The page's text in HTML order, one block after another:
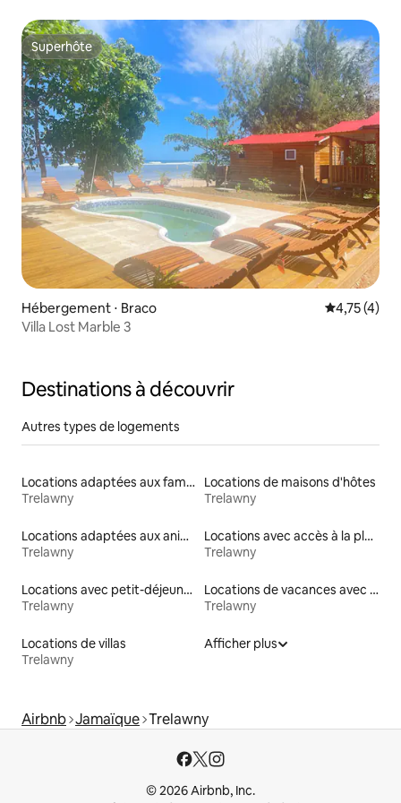
Superhôte
Superhôte
Hébergement ⋅ Braco Évaluation
4,75 (4)
Villa Lost Marble 3
Destinations à découvrir
Autres types de logements
Locations adaptées aux familles
Trelawny
Locations de maisons d'hôtes
Trelawny
Locations adaptées aux animaux
Trelawny
Locations avec accès à la plage
Trelawny
Locations avec petit-déjeuner
Trelawny
Locations de vacances avec piscine
Trelawny
Locations de villas
Trelawny
Afficher plus
Airbnb Jamaïque Trelawny
© 2026 Airbnb, Inc.